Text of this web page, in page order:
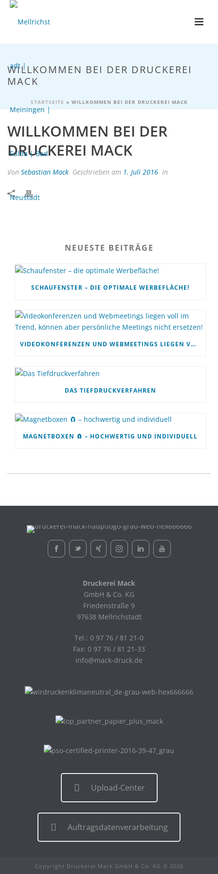
WILLKOMMEN BEI DER DRUCKEREI
MACK
STARTSEITE » WILLKOMMEN BEI DER DRUCKEREI MACK
WILLKOMMEN BEI DER
DRUCKEREI MACK
Von Sebastian Mack Geschrieben am 1. Juli 2016 In
NEUESTE BEITRÄGE
SCHAUFENSTER – DIE OPTIMALE WERBEFLÄCHE!
VIDEOKONFERENZEN UND WEBMEETINGS LIEGEN VOLL IM TREND, KÖNNEN ABER PERSÖNLICHE MEETINGS NICHT ERSETZEN!
DAS TIEFDRUCKVERFAHREN
MAGNETBOXEN 🧲 – HOCHWERTIG UND INDIVIDUELL
Druckerei Mack
GmbH & Co. KG
Friedenstraße 9
97638 Mellrichstadt
Tel.: 0 97 76 / 81 21-0
Fax: 0 97 76 / 81 21-33
info@mack-druck.de
Upload-Center
Auftragsdatenverarbeitung
Copyright Druckerei Mack GmbH & Co. KG © 2026